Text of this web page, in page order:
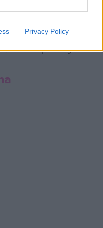
Privacy Policy
bob είναι πολύ chic.
πολύ στη Britney.